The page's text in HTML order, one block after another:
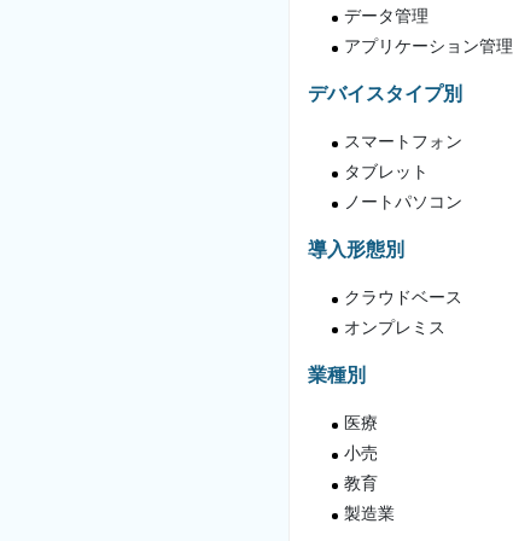
データ管理
アプリケーション管理
デバイスタイプ別
スマートフォン
タブレット
ノートパソコン
導入形態別
クラウドベース
オンプレミス
業種別
医療
小売
教育
製造業